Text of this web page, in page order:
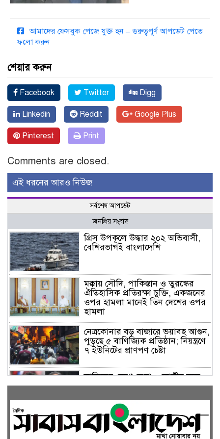
আমাদের ফেসবুক পেজে যুক্ত হন – গুরুত্বপূর্ণ আপডেট পেতে
ফলো করুন
শেয়ার করুন
Facebook Twitter Digg
Linkedin Reddit Google Plus
Pinterest Print
Comments are closed.
এই ধরনের আরও নিউজ
সর্বশেষ আপডেট
জনপ্রিয় সংবাদ
গ্রিস উপকূলে উদ্ধার ২০২ অভিবাসী,
বেশিরভাগই বাংলাদেশি
মক্কায় সৌদি, পাকিস্তান ও তুরস্কের
ঐতিহাসিক প্রতিরক্ষা চুক্তি, একজনের
ওপর হামলা মানেই তিন দেশের ওপর
হামলা
নেত্রকোনার বড় বাজারে ভয়াবহ আগুন,
পুড়ছে ৫ বাণিজ্যিক প্রতিষ্ঠান; নিয়ন্ত্রণে
৭ ইউনিটের প্রাণপণ চেষ্টা
সাকিবের দেশে ফেরা ও জাতীয় দলে
ফেরার সম্ভাবনা নেই, ইঙ্গিত ক্রীড়া
ফেসবুকে যুক্ত হলো বিকাশ, সহজ
হলো ডিজিটাল পেমেন্ট